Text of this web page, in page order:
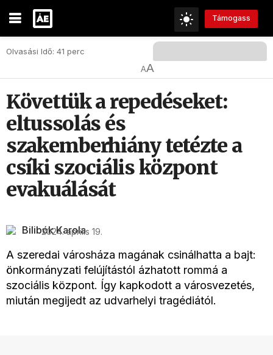
Támogass
Olvasási Idő: 41 perc
AA
Követtük a repedéseket:
eltussolás és
szakemberhiány tetézte a
csíki szociális központ
evakuálását
Bilibók Karola
2024. április 19.
A szeredai városháza magának csinálhatta a bajt:
önkormányzati felújítástól ázhatott rommá a
szociális központ. Így kapkodott a városvezetés,
miután megijedt az udvarhelyi tragédiától.